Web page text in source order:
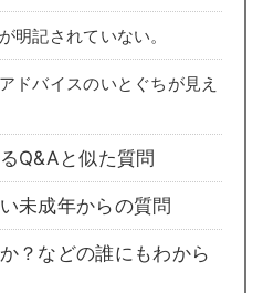
明記されていない。
ドバイスのいとぐちが見え
Q&Aと似た質問
未成年からの質問
？などの誰にもわから